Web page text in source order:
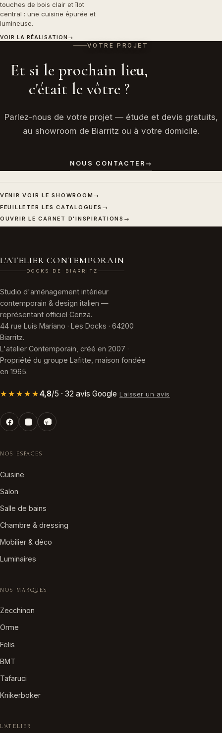
touches de bois clair et îlot
central : une cuisine épurée et
lumineuse.
VOIR LA RÉALISATION →
VOTRE PROJET
Et si le prochain lieu,
c'était le vôtre ?
Parlez-nous de votre projet — étude et devis gratuits,
au showroom de Biarritz ou à votre domicile.
NOUS CONTACTER →
VENIR VOIR LE SHOWROOM →
FEUILLETER LES CATALOGUES →
OUVRIR LE CARNET D'INSPIRATIONS →
L'ATELIER CONTEMPORAIN
DOCKS DE BIARRITZ
Studio d'aménagement intérieur
contemporain & design italien —
représentant officiel Cenza.
44 rue Luis Mariano · Les Docks · 64200
Biarritz.
L'atelier Contemporain, créé en 2007 ·
Propriété du groupe Lafitte, maison fondée
en 1965.
★★★★★4,8/5 · 32 avis Google Laisser un avis
NOS ESPACES
Cuisine
Salon
Salle de bains
Chambre & dressing
Mobilier & déco
Luminaires
NOS MARQUES
Zecchinon
Orme
Felis
BMT
Tafaruci
Knikerboker
L'ATELIER